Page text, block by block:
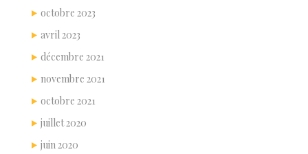
octobre 2023
avril 2023
décembre 2021
novembre 2021
octobre 2021
juillet 2020
juin 2020